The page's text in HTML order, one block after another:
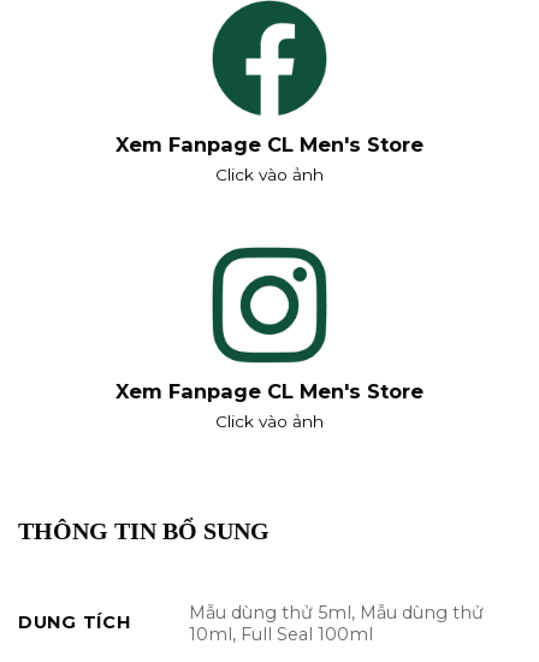
Xem Fanpage CL Men's Store
Click vào ảnh
Xem Fanpage CL Men's Store
Click vào ảnh
THÔNG TIN BỔ SUNG
DUNG TÍCH
Mẫu dùng thử 5ml, Mẫu dùng thử
10ml, Full Seal 100ml